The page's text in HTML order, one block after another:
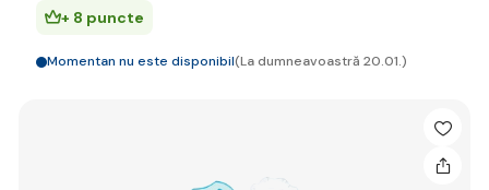
+ 8 puncte
Momentan nu este disponibil(La dumneavoastră 20.01.)